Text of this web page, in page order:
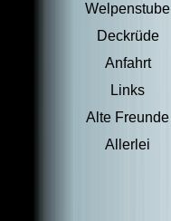
Welpenstube
Deckrüde
Anfahrt
Links
Alte Freunde
Allerlei